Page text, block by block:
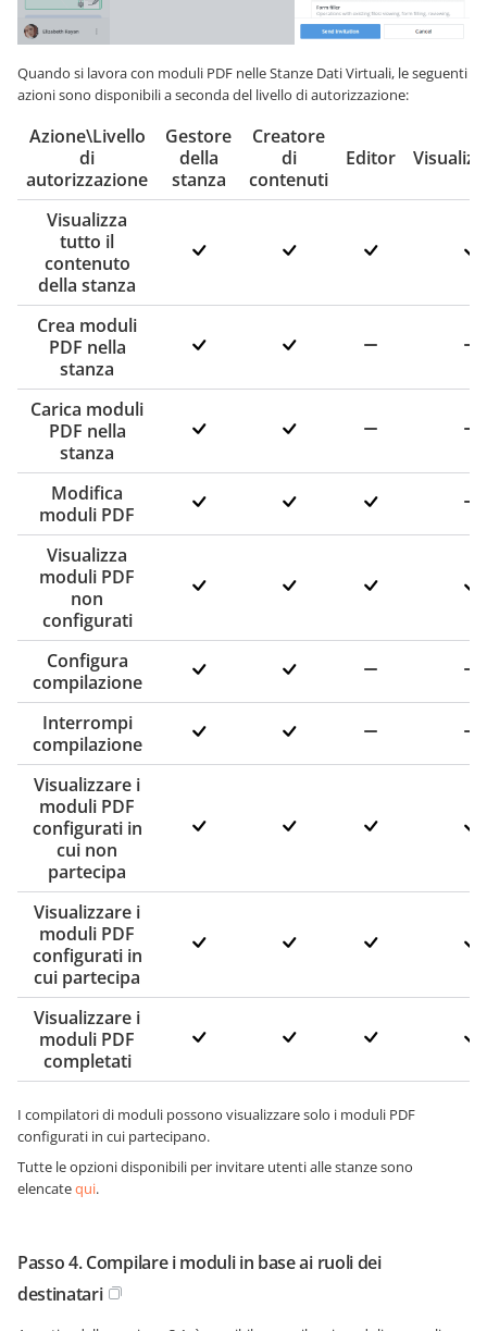
Quando si lavora con moduli PDF nelle Stanze Dati Virtuali, le seguenti
azioni sono disponibili a seconda del livello di autorizzazione:
Azione\Livello
di
autorizzazione
Gestore
della
stanza
Creatore
di
contenuti
Editor
Visualizza
tutto il
contenuto
della stanza
Crea moduli
PDF nella
stanza
Carica moduli
PDF nella
stanza
Modifica
moduli PDF
Visualizza
moduli PDF
non
configurati
Configura
compilazione
Interrompi
compilazione
Visualizzare i
moduli PDF
configurati in
cui non
partecipa
Visualizzare i
moduli PDF
configurati in
cui partecipa
Visualizzare i
moduli PDF
completati
I compilatori di moduli possono visualizzare solo i moduli PDF
configurati in cui partecipano.
Tutte le opzioni disponibili per invitare utenti alle stanze sono
elencatequi.
Passo 4. Compilare i moduli in base ai ruoli dei
destinatari